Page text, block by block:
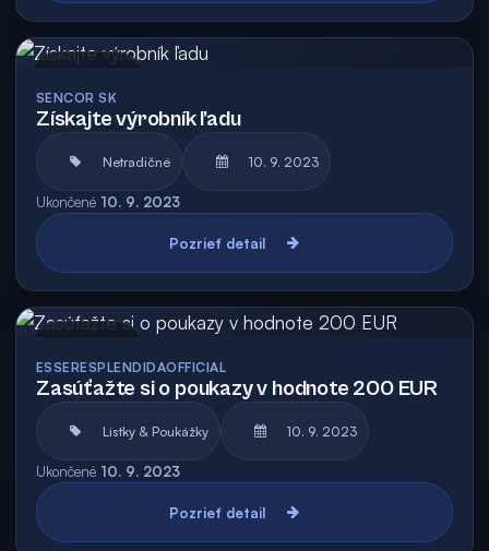
SENCOR SK
Získajte výrobník ľadu
Netradičné 10. 9. 2023
Ukončené 10. 9. 2023
Pozrieť detail
ESSERESPLENDIDAOFFICIAL
Zasúťažte si o poukazy v hodnote 200 EUR
Lístky & Poukážky 10. 9. 2023
Ukončené 10. 9. 2023
Pozrieť detail